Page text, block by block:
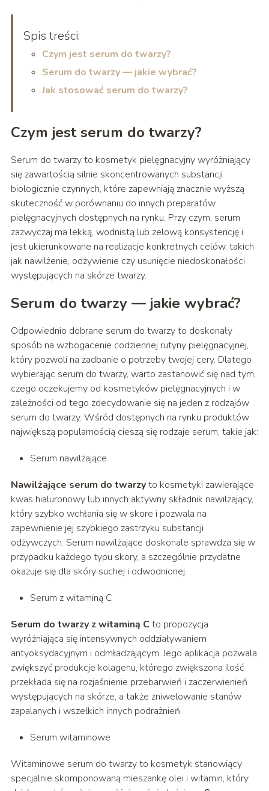
Spis treści:
Czym jest serum do twarzy?
Serum do twarzy — jakie wybrać?
Jak stosować serum do twarzy?
Czym jest serum do twarzy?
Serum do twarzy to kosmetyk pielęgnacyjny wyróżniający
się zawartością silnie skoncentrowanych substancji
biologicznie czynnych, które zapewniają znacznie wyższą
skuteczność w porównaniu do innych preparatów
pielęgnacyjnych dostępnych na rynku. Przy czym, serum
zazwyczaj ma lekką, wodnistą lub żelową konsystencję i
jest ukierunkowane na realizacje konkretnych celów, takich
jak nawilżenie, odżywienie czy usunięcie niedoskonałości
występujących na skórze twarzy.
Serum do twarzy — jakie wybrać?
Odpowiednio dobrane serum do twarzy to doskonały
sposób na wzbogacenie codziennej rutyny pielęgnacyjnej,
który pozwoli na zadbanie o potrzeby twojej cery. Dlatego
wybierając serum do twarzy, warto zastanowić się nad tym,
czego oczekujemy od kosmetyków pielęgnacyjnych i w
zależności od tego zdecydowanie się na jeden z rodzajów
serum do twarzy. Wśród dostępnych na rynku produktów
największą popularnością cieszą się rodzaje serum, takie jak:
Serum nawilżające
Nawilżające serum do twarzyto kosmetyki zawierające
kwas hialuronowy lub innych aktywny składnik nawilżający,
który szybko wchłania się w skore i pozwala na
zapewnienie jej szybkiego zastrzyku substancji
odżywczych. Serum nawilżające doskonale sprawdza się w
przypadku każdego typu skory, a szczególnie przydatne
okazuje się dla skóry suchej i odwodnionej.
Serum z witaminą C
Serum do twarzy z witaminą Cto propozycja
wyróżniająca się intensywnych oddziaływaniem
antyoksydacyjnym i odmładzającym. Jego aplikacja pozwala
zwiększyć produkcje kolagenu, którego zwiększona ilość
przekłada się na rozjaśnienie przebarwień i zaczerwienień
występujących na skórze, a także zniwelowanie stanów
zapalanych i wszelkich innych podrażnień.
Serum witaminowe
Witaminowe serum do twarzy to kosmetyk stanowiący
specjalnie skomponowaną mieszankę olei i witamin, który